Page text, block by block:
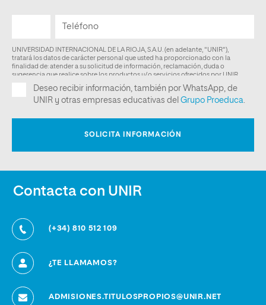
Contacta con UNIR
(+34) 810 512 109
¿TE LLAMAMOS?
ADMISIONES.TITULOSPROPIOS@UNIR.NET